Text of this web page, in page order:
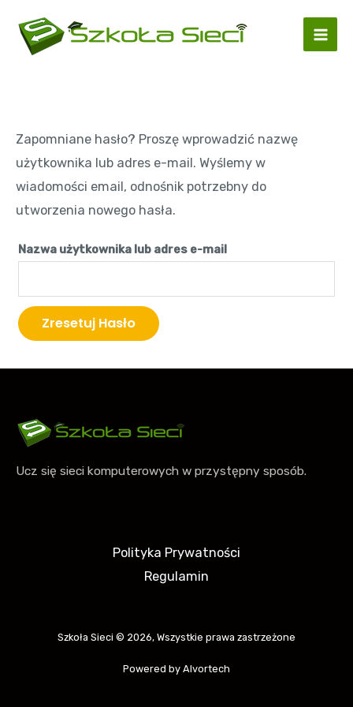
content
Zapomniane hasło? Proszę wprowadzić nazwę
użytkownika lub adres e-mail. Wyślemy w
wiadomości email, odnośnik potrzebny do
utworzenia nowego hasła.
Nazwa użytkownika lub adres e-mail
Zresetuj Hasło
Ucz się sieci komputerowych w przystępny sposób.
Polityka Prywatności
Regulamin
Szkoła Sieci © 2026, Wszystkie prawa zastrzeżone
Powered by Alvortech